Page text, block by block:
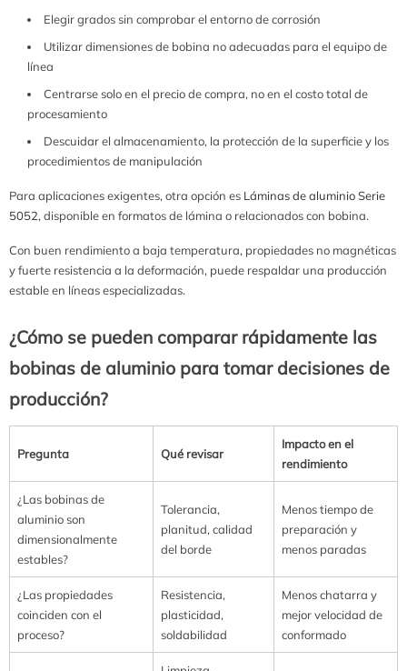
Elegir grados sin comprobar el entorno de corrosión
Utilizar dimensiones de bobina no adecuadas para el equipo de
línea
Centrarse solo en el precio de compra, no en el costo total de
procesamiento
Descuidar el almacenamiento, la protección de la superficie y los
procedimientos de manipulación
Para aplicaciones exigentes, otra opción es Láminas de aluminio Serie
5052, disponible en formatos de lámina o relacionados con bobina.
Con buen rendimiento a baja temperatura, propiedades no magnéticas
y fuerte resistencia a la deformación, puede respaldar una producción
estable en líneas especializadas.
¿Cómo se pueden comparar rápidamente las
bobinas de aluminio para tomar decisiones de
producción?
Pregunta Qué revisar
Impacto en el
rendimiento
¿Las bobinas de
aluminio son
dimensionalmente
estables?
Tolerancia,
planitud, calidad
del borde
Menos tiempo de
preparación y
menos paradas
¿Las propiedades
coinciden con el
proceso?
Resistencia,
plasticidad,
soldabilidad
Menos chatarra y
mejor velocidad de
conformado